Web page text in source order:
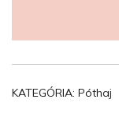
KATEGÓRIA: Póthaj